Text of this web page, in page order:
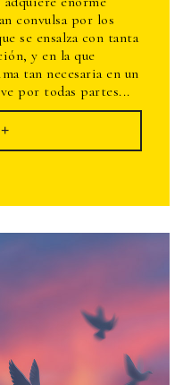
convulsa por los
se ensalza con tanta
y en la que
tan necesaria en un
por todas partes...